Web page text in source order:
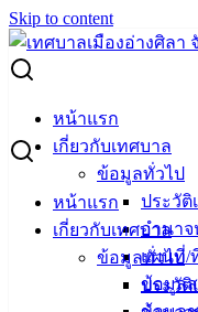
Skip to content
หน้าแรก
เกี่ยวกับเทศบาล
ข้อมูลทั่วไป
ประวัติ
อำนา
แผนที่/
ข้อมูล
หน้าแรก
เกี่ยวกับเทศบาล
ข้อมูลทั่วไป
ประวัติ
Search for:
ผู้ชนะการเสนอราคา ซื้อ
ผู้ชนะการเสนอ
ทะเบียน กย2263
เมษายน 2, 2024 พฤษ
ประกาศผู้ชนะ